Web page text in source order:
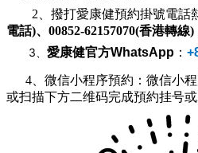
2、撥打愛康健預約掛號電話
電話)、00852-62157070(香港轉線)
3、 愛康健官方WhatsApp ：
4、微信小程序預約：微信小程
或扫描下方二维码完成預約挂号